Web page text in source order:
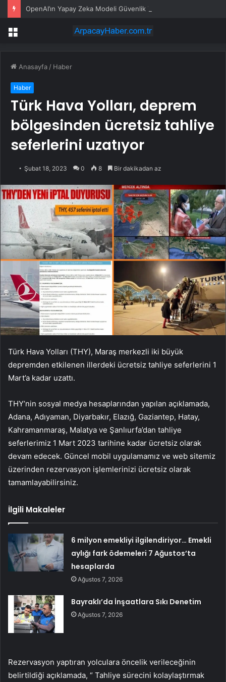
Menü
Anasayfa / Haber
Haber
Türk Hava Yolları, deprem
bölgesinden ücretsiz tahliye
seferlerini uzatıyor
Şubat 18, 2023 0 8 Bir dakikadan az
Türk Hava Yolları (THY), Maraş merkezli iki büyük
depremden etkilenen illerdeki ücretsiz tahliye seferlerini 1
Mart’a kadar uzattı.
THY’nin sosyal medya hesaplarından yapılan açıklamada,
Adana, Adıyaman, Diyarbakır, Elazığ, Gaziantep, Hatay,
Kahramanmaraş, Malatya ve Şanlıurfa’dan tahliye
seferlerimiz 1 Mart 2023 tarihine kadar ücretsiz olarak
devam edecek. Güncel mobil uygulamamız ve web sitemiz
üzerinden rezervasyon işlemlerinizi ücretsiz olarak
tamamlayabilirsiniz.
İlgili Makaleler
6 milyon emekliyi ilgilendiriyor… Emekli
aylığı fark ödemeleri 7 Ağustos’ta
hesaplarda
Ağustos 7, 2026
Bayraklı’da İnşaatlara Sıkı Denetim
Ağustos 7, 2026
Rezervasyon yaptıran yolculara öncelik verileceğinin
belirtildiği açıklamada, “ Tahliye sürecini kolaylaştırmak